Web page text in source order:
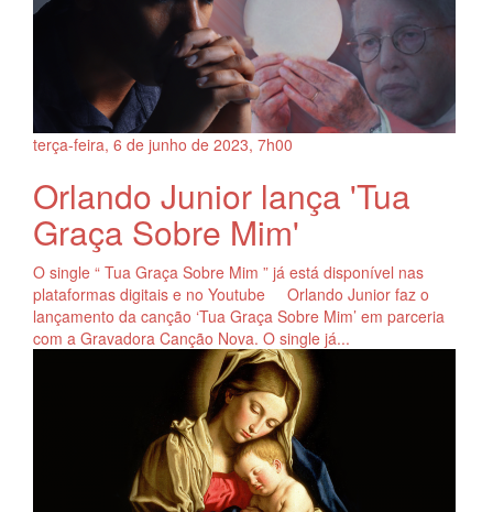
terça-feira, 6 de junho de 2023, 7h00
Orlando Junior lança 'Tua
Graça Sobre Mim'
O single “ Tua Graça Sobre Mim ” já está disponível nas
plataformas digitais e no Youtube Orlando Junior faz o
lançamento da canção ‘Tua Graça Sobre Mim’ em parceria
com a Gravadora Canção Nova. O single já...